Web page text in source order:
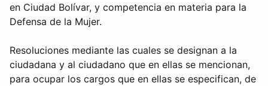
en Ciudad Bolívar, y competencia en materia para la
Defensa de la Mujer.
Resoluciones mediante las cuales se designan a la
ciudadana y al ciudadano que en ellas se mencionan,
para ocupar los cargos que en ellas se especifican, de